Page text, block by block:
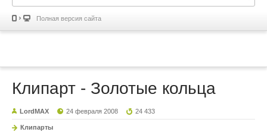
Полная версия сайта
Клипарт - Золотые кольца
LordMAX 24 февраля 2008 24 433
Клипарты